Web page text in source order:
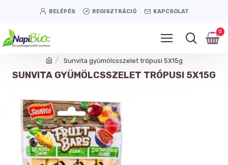
BELÉPÉS REGISZTRÁCIÓ KAPCSOLAT
0
Sunvita gyümölcsszelet trópusi 5X15g
SUNVITA GYÜMÖLCSSZELET TRÓPUSI 5X15G